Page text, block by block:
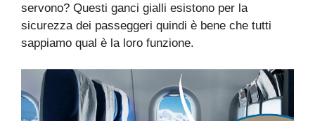
servono? Questi ganci gialli esistono per la
sicurezza dei passeggeri quindi è bene che tutti
sappiamo qual è la loro funzione.